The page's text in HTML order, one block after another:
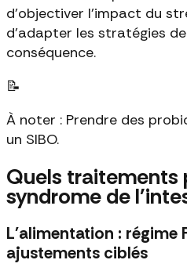
d'objectiver l'impact du
d'adapter les stratégies
conséquence.
📝
À noter : Prendre des
un SIBO.
Quels traitements
syndrome de
L'alimentation : régime
ajustements ciblés